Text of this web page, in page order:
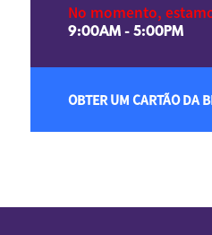
No momento,
9:00AM - 5:00PM
OBTER UM CARTÃO DA